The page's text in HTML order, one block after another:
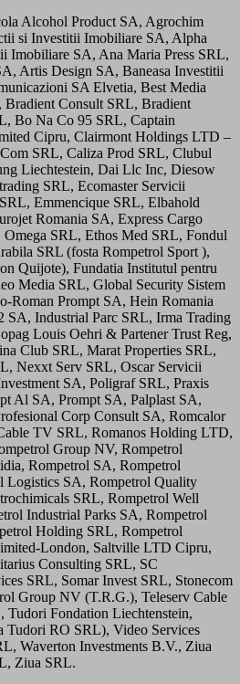
Alcohol Product SA, Agrochim
si Investitii Imobiliare SA, Alpha
Imobiliare SA, Ana Maria Press SRL,
Artis Design SA, Baneasa Investitii
SA Elvetia, Best Media
Bradient Consult SRL, Bradient
Bo Na Co 95 SRL, Captain
Cipru, Clairmont Holdings LTD –
SRL, Caliza Prod SRL, Clubul
Liechtestein, Dai Llc Inc, Diesow
SRL, Ecomaster Servicii
Emmencique SRL, Elbahold
Romania SA, Express Cargo
SRL, Ethos Med SRL, Fondul
SRL (fosta Rompetrol Sport ),
Quijote), Fundatia Institutul pentru
Media SRL, Global Security Sistem
Roman Prompt SA, Hein Romania
Industrial Parc SRL, Irma Trading
Louis Oehri & Partener Trust Reg,
Club SRL, Marat Properties SRL,
Nexxt Serv SRL, Oscar Servicii
SA, Poligraf SRL, Praxis
Al SA, Prompt SA, Palplast SA,
Corp Consult SA, Romcalor
TV SRL, Romanos Holding LTD,
Group NV, Rompetrol
Rompetrol SA, Rompetrol
Logistics SA, Rompetrol Quality
SRL, Rompetrol Well
Industrial Parks SA, Rompetrol
Holding SRL, Rompetrol
London, Saltville LTD Cipru,
Consulting SRL, SC
SRL, Somar Invest SRL, Stonecom
Group NV (T.R.G.), Teleserv Cable
Fondation Liechtenstein,
Tudori RO SRL), Video Services
Waverton Investments B.V., Ziua
Ziua SRL.